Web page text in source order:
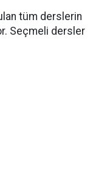
tüm derslerin
Seçmeli dersler